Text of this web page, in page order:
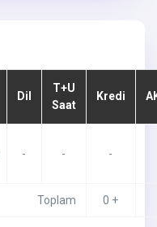
Dil
T+U
Saat
Kredi
- - -
Toplam 0 +